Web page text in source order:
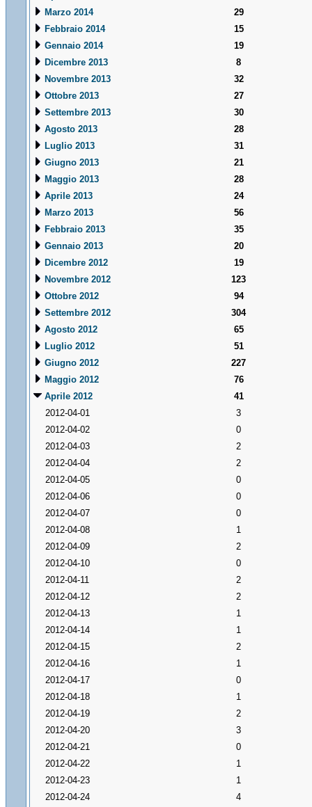
Marzo 2014
29
Febbraio 2014
15
Gennaio 2014
19
Dicembre 2013
8
Novembre 2013
32
Ottobre 2013
27
Settembre 2013
30
Agosto 2013
28
Luglio 2013
31
Giugno 2013
21
Maggio 2013
28
Aprile 2013
24
Marzo 2013
56
Febbraio 2013
35
Gennaio 2013
20
Dicembre 2012
19
Novembre 2012
123
Ottobre 2012
94
Settembre 2012
304
Agosto 2012
65
Luglio 2012
51
Giugno 2012
227
Maggio 2012
76
Aprile 2012
41
2012-04-01
3
2012-04-02
0
2012-04-03
2
2012-04-04
2
2012-04-05
0
2012-04-06
0
2012-04-07
0
2012-04-08
1
2012-04-09
2
2012-04-10
0
2012-04-11
2
2012-04-12
2
2012-04-13
1
2012-04-14
1
2012-04-15
2
2012-04-16
1
2012-04-17
0
2012-04-18
1
2012-04-19
2
2012-04-20
3
2012-04-21
0
2012-04-22
1
2012-04-23
1
2012-04-24
4